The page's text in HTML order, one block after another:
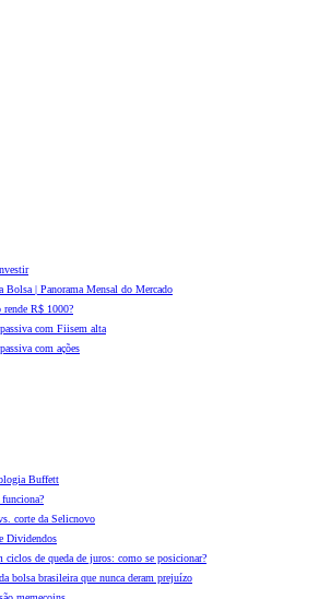
Bolsa | Panorama Mensal do Mercado
rende R$ 1000?
com Fiisem alta
com ações
Buffett
corte da Selicnovo
Dividendos
ciclos de queda de juros: como se posicionar?
bolsa brasileira que nunca deram prejuízo